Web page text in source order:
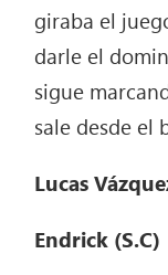
giraba el
darle el
sigue
sale desde el
Lucas
Endrick (S.C)